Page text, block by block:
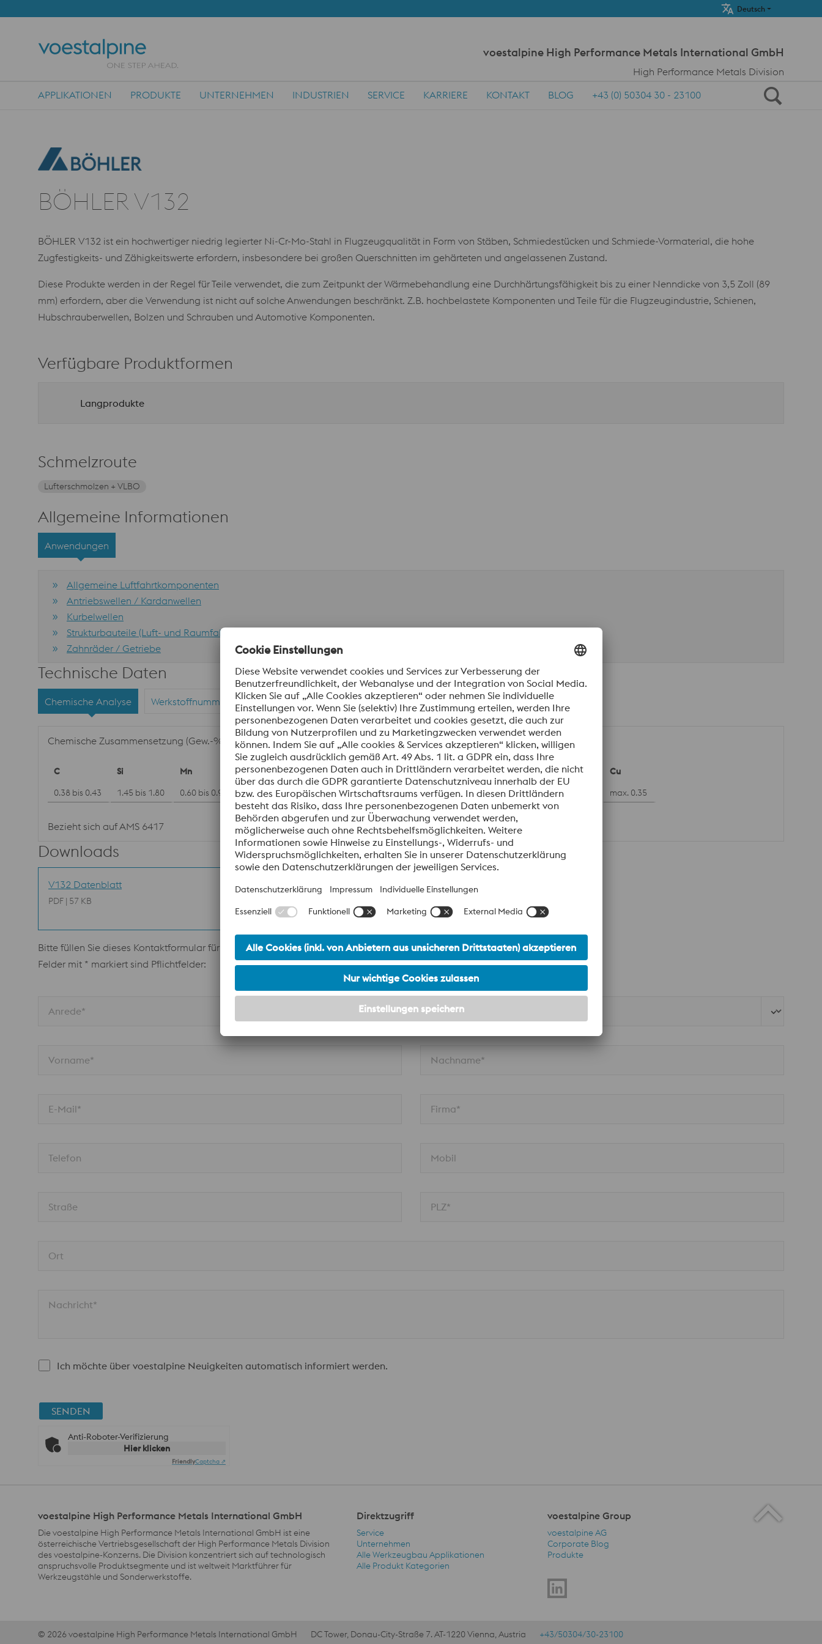
Deutsch
voestalpine High Performance Metals International GmbH
High Performance Metals Division
APPLIKATIONEN PRODUKTE UNTERNEHMEN INDUSTRIEN SERVICE KARRIERE KONTAKT BLOG +43 (0) 50304 30 - 23100
BÖHLER V132
BÖHLER V132 ist ein hochwertiger niedrig legierter Ni-Cr-Mo-Stahl in Flugzeugqualität in Form von Stäben, Schmiedestücken und Schmiede-Vormaterial, die hohe
Zugfestigkeits- und Zähigkeitswerte erfordern, insbesondere bei großen Querschnitten im gehärteten und angelassenen Zustand.
Diese Produkte werden in der Regel für Teile verwendet, die zum Zeitpunkt der Wärmebehandlung eine Durchhärtungsfähigkeit bis zu einer Nenndicke von 3,5 Zoll (89
mm) erfordern, aber die Verwendung ist nicht auf solche Anwendungen beschränkt. Z.B. hochbelastete Komponenten und Teile für die Flugzeugindustrie, Schienen,
Hubschrauberwellen, Bolzen und Schrauben und Automotive Komponenten.
Verfügbare Produktformen
Langprodukte
Schmelzroute
Lufterschmolzen + VLBO
Allgemeine Informationen
Anwendungen
Allgemeine Luftfahrtkomponenten
Antriebswellen / Kardanwellen
Kurbelwellen
Strukturbauteile (Luft- und Raumfahrt)
Zahnräder / Getriebe
Technische Daten
Chemische Analyse Werkstoffnummern Normen
Chemische Zusammensetzung (Gew.-%)
C Si Mn P S Cr Mo Ni V
Cu
0.38 bis 0.43
1.45 bis 1.80 0.60 bis 0.90 max. 0.010 max. 0.010 0.70 bis 0.95 0.30 bis 0.50 1.65 bis 2.00 0.05 bis 0.10 max. 0.35
Bezieht sich auf AMS 6417
Downloads
V132 Datenblatt
PDF | 57 KB
Bitte füllen Sie dieses Kontaktformular für weitere Informationen aus.
Felder mit * markiert sind Pflichtfelder:
Anrede*
Vorname* Nachname*
E-Mail* Firma*
Telefon Mobil
Straße PLZ*
Ort
Nachricht*
Ich möchte über voestalpine Neuigkeiten automatisch informiert werden.
SENDEN
Anti-Roboter-Verifizierung
Hier klicken
FriendlyCaptcha ⇗
voestalpine High Performance Metals International GmbH
Die voestalpine High Performance Metals International GmbH ist eine
österreichische Vertriebsgesellschaft der High Performance Metals Division
des voestalpine-Konzerns. Die Division konzentriert sich auf technologisch
anspruchsvolle Produktsegmente und ist weltweit Marktführer für
Werkzeugstähle und Sonderwerkstoffe.
Direktzugriff
Direktzugriff Navigation
Service
Unternehmen
Alle Werkzeugbau Applikationen
Alle Produkt Kategorien
voestalpine Group
voestalpine Group Navigation
voestalpine AG
Corporate Blog
Produkte
© 2026 voestalpine High Performance Metals International GmbH DC Tower, Donau-City-Straße 7. AT-1220 Vienna, Austria +43/50304/30-23100